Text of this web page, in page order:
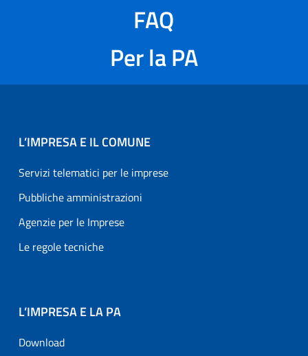
FAQ
Per la PA
L’IMPRESA E IL COMUNE
Servizi telematici per le imprese
Pubbliche amministrazioni
Agenzie per le Imprese
Le regole tecniche
L’IMPRESA E LA PA
Download